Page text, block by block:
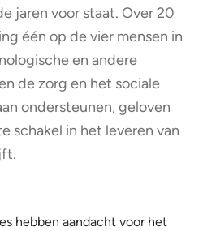
jaren voor staat. Over 20
één op de vier mensen in
en andere
de zorg en het sociale
ondersteunen, geloven
schakel in het leveren van
hebben aandacht voor het